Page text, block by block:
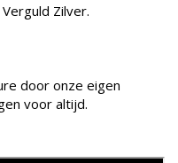
Zilver.
door onze eigen
voor altijd.